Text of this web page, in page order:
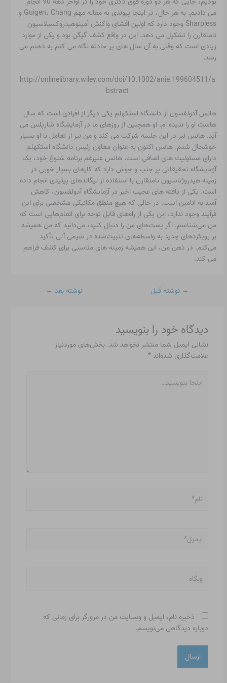
می دادیم. به هر حال، در اینجا پیوندی به مقاله مهم Guigen، Chang و
Sharpless وجود دارد که اولین افشای واکنش آمینوهیدروکسیلاسیون
نامتقارن را تشکیل می دهد. این در واقع کشف گیگن بود و یکی از موارد
زیادی است که وقتی به آن سال های پر حادثه نگاه می کنم به ذهنم می
رسد.
http://onlinelibrary.wiley.com/doi/10.1002/anie.199604511/a
bstract
هانس آدولفسون از دانشگاه استکهلم یکی دیگر از افرادی است که سال
هاست او را ندیده ام. او همچنین از روزهای ما در آزمایشگاه شارپلس می
آید. هانس نیز در این جلسه شرکت می کند و من نیز از تعامل با او بسیار
خوشحال شدم. هانس اکنون به عنوان معاون رئیس دانشگاه استکهلم
دارای مسئولیت های اضافی است. هانس علیرغم برنامه شلوغ خود، یک
آزمایشگاه تحقیقاتی پر جنب و جوش دارد که کارهای بسیار خوبی در
زمینه هیدروژناسیون نامتقارن با استفاده از لیگاندهای پپتیدی انجام داده
است. یکی از یافته های عجیب اخیر در آزمایشگاه آدولفسون، کاهش
آمید به انامین است. در حالی که هیچ منطق مکانیکی مشخصی برای این
فرآیند وجود ندارد، این یکی از راه‌های قابل توجه برای انعام‌هایی است که
من می‌شناسم. اگر پست‌های من را دنبال کنید، می‌دانید که من همیشه
بر رویکردهای جدید به واسطه‌های تثبیت‌شده در شیمی آلی تأکید
می‌کنم. در ذهن من، این همیشه زمینه های مناسبی برای کشف فراهم
می کند.
→ نوشته قبل نوشته بعد ←
دیدگاه‌ خود را بنویسید
نشانی ایمیل شما منتشر نخواهد شد. بخش‌های موردنیاز
علامت‌گذاری شده‌اند *
بنویسید…
وبگاه
ذخیره نام، ایمیل و وبسایت من در مرورگر برای زمانی که
دوباره دیدگاهی می‌نویسم.